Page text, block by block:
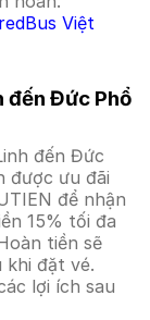
Việt
đến Đức Phổ
đến Đức
được ưu đãi
để nhận
15% tối đa
tiền sẽ
khi đặt vé.
lợi ích sau